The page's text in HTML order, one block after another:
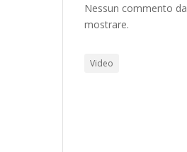
Nessun commento da
mostrare.
Video